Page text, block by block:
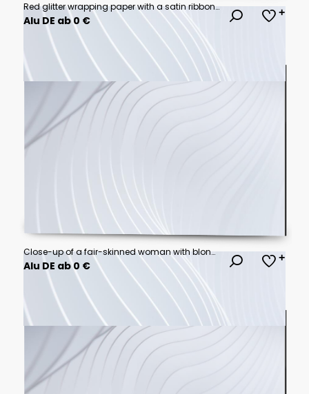
Red glitter wrapping paper with a satin ribbon and bow
Alu DE ab 0 €
Close-up of a fair-skinned woman with blonde, wavy hair and light eyes
Alu DE ab 0 €